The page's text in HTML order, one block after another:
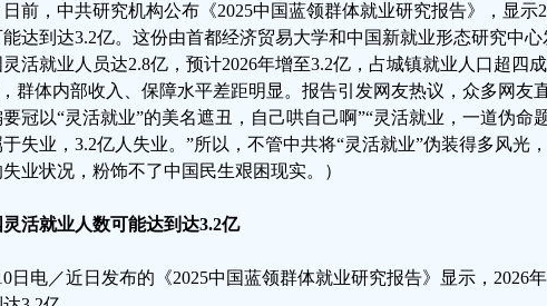
日前，中共研究机构公布《2025中国蓝领群体就业研究报告》，显示
达到达3.2亿。这份由首都经济贸易大学和中国新就业形态研究中
活就业人员达2.8亿，预计2026年增至3.2亿，占城镇就业人口超四
群体内部收入、保障水平差距明显。报告引发网友热议，众多网友
冠以“灵活就业”的美名遮丑，自己哄自己啊”“灵活就业，一道伪命
失业，3.2亿人失业。”所以，不管中共将“灵活就业”伪装得多风光
业状况，粉饰不了中国民生艰困现实。）
活就业人数可能达到达3.2亿
日电／近日发布的《2025中国蓝领群体就业研究报告》显示，2026